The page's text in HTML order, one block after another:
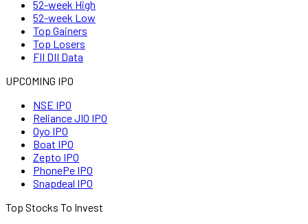
52-week High
52-week Low
Top Gainers
Top Losers
FII DII Data
UPCOMING IPO
NSE IPO
Reliance JIO IPO
Oyo IPO
Boat IPO
Zepto IPO
PhonePe IPO
Snapdeal IPO
Top Stocks To Invest